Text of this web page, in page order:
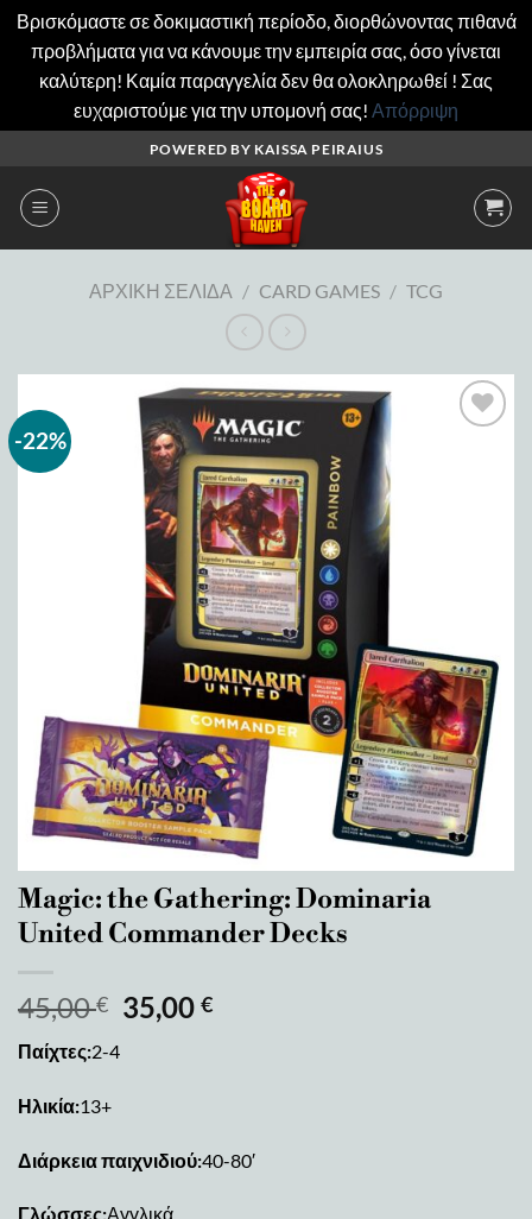
Βρισκόμαστε σε δοκιμαστική περίοδο, διορθώνοντας πιθανά
προβλήματα για να κάνουμε την εμπειρία σας, όσο γίνεται
καλύτερη! Καμία παραγγελία δεν θα ολοκληρωθεί ! Σας
ευχαριστούμε για την υπομονή σας! Απόρριψη
περιεχόμενο
POWERED BY KAISSA PEIRAIUS
ΑΡΧΙΚΉ ΣΕΛΊΔΑ / CARD GAMES / TCG
-22%
Magic: the Gathering: Dominaria
United Commander Decks
45,00€ 35,00€
Παίχτες:2-4
Ηλικία:13+
Διάρκεια παιχνιδιού:40-80′
Γλώσσες:Αγγλικά